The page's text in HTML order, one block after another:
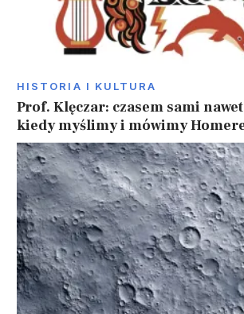
HISTORIA I KULTURA
Prof. Klęczar: czasem sami
kiedy myślimy i mówimy